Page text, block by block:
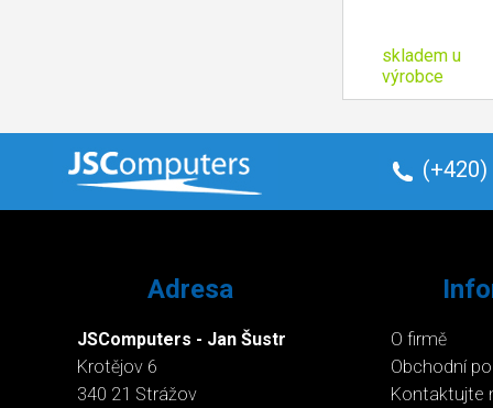
skladem u
výrobce
(+420)
Adresa
JSComputers - Jan Šustr
Krotějov 6
340 21 Strážov
O firmě
Obchodní
Kontaktujte